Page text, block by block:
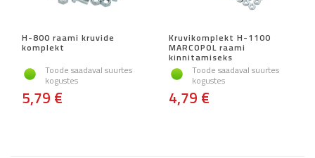
H-800 raami kruvide
komplekt
Toode saadaval suurtes
kogustes
5,79 €
Kruvikomplekt H-1100
MARCOPOL raami
kinnitamiseks
Toode saadaval suurtes
kogustes
4,79 €